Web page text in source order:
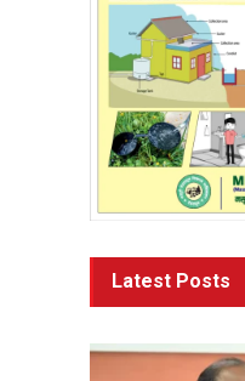
Latest Posts